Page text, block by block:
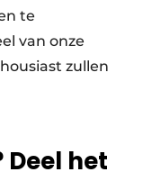
te
van onze
zullen
het